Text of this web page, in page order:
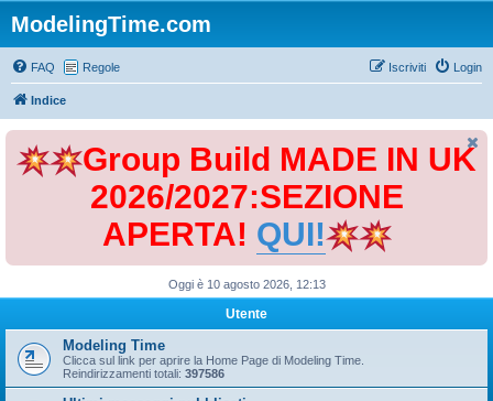
ModelingTime.com
FAQ Regole Login
Iscriviti
Indice
Group Build MADE IN UK
2026/2027:SEZIONE
APERTA! QUI!
Oggi è 10 agosto 2026, 12:13
Utente
Modeling Time
Clicca sul link per aprire la Home Page di Modeling Time.
Reindirizzamenti totali: 397586